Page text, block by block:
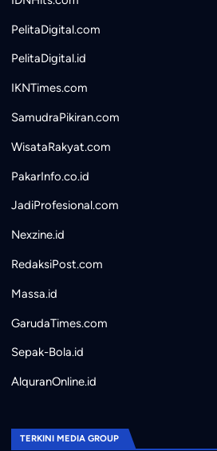
PelitaDigital.com
PelitaDigital.id
IKNTimes.com
SamudraPikiran.com
WisataRakyat.com
PakarInfo.co.id
JadiProfesional.com
Nexzine.id
RedaksiPost.com
Massa.id
GarudaTimes.com
Sepak-Bola.id
AlquranOnline.id
TERKINI MEDIA GROUP